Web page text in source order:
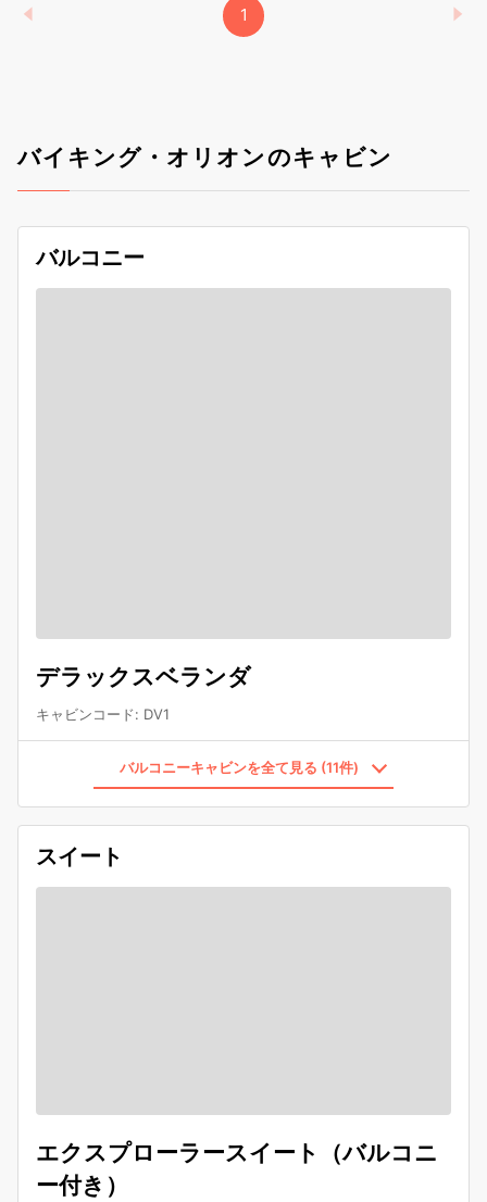
1
バイキング・オリオンのキャビン
バルコニー
デラックスベランダ
キャビンコード: DV1
バルコニーキャビンを全て見る (11件)
スイート
エクスプローラースイート（バルコニ
ー付き）